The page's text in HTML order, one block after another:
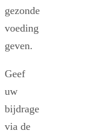
gezonde
voeding
geven.
Geef
uw
bijdrage
via de